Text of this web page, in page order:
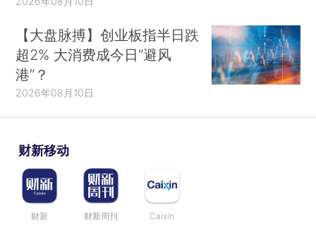
【大盘脉搏】创业板指半日跌
超2% 大消费成今日“避风
港”？
2026年08月10日
财新移动
财新 财新周刊 Caixin